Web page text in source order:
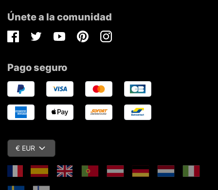
Únete a la comunidad
FacebookTwitterYoutubePinterestInstagram
Pago seguro
€ EUR